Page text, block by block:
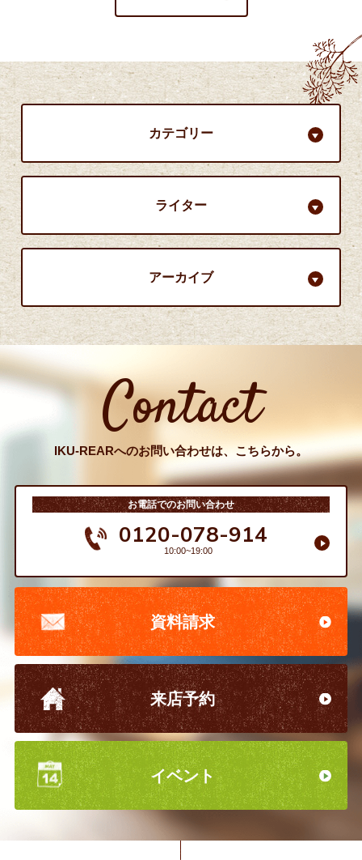
カテゴリー
ライター
アーカイブ
Contact
IKU-REARへのお問い合わせは、こちらから。
お電話でのお問い合わせ
0120-078-914
10:00~19:00
資料請求
来店予約
イベント